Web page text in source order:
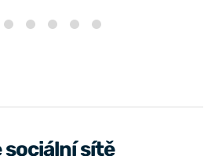
sociální sítě